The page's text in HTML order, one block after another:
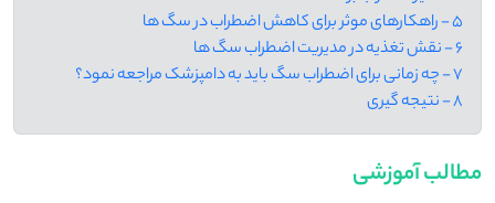
5 - راهکارهای موثر برای کاهش اضطراب در سگ ها
6 - نقش تغذیه در مدیریت اضطراب سگ ها
7 - چه زمانی برای اضطراب سگ باید به دامپزشک مراجعه نمود؟
8 - نتیجه گیری
مطالب آموزشی